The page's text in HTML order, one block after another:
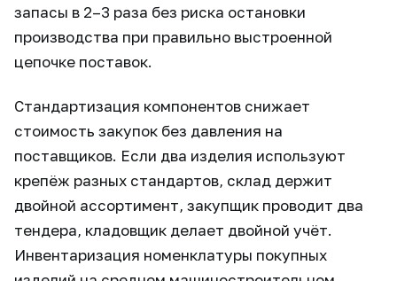
запасы в 2–3 раза без риска остановки
производства при правильно выстроенной
цепочке поставок.
Стандартизация компонентов снижает
стоимость закупок без давления на
поставщиков. Если два изделия используют
крепёж разных стандартов, склад держит
двойной ассортимент, закупщик проводит два
тендера, кладовщик делает двойной учёт.
Инвентаризация номенклатуры покупных